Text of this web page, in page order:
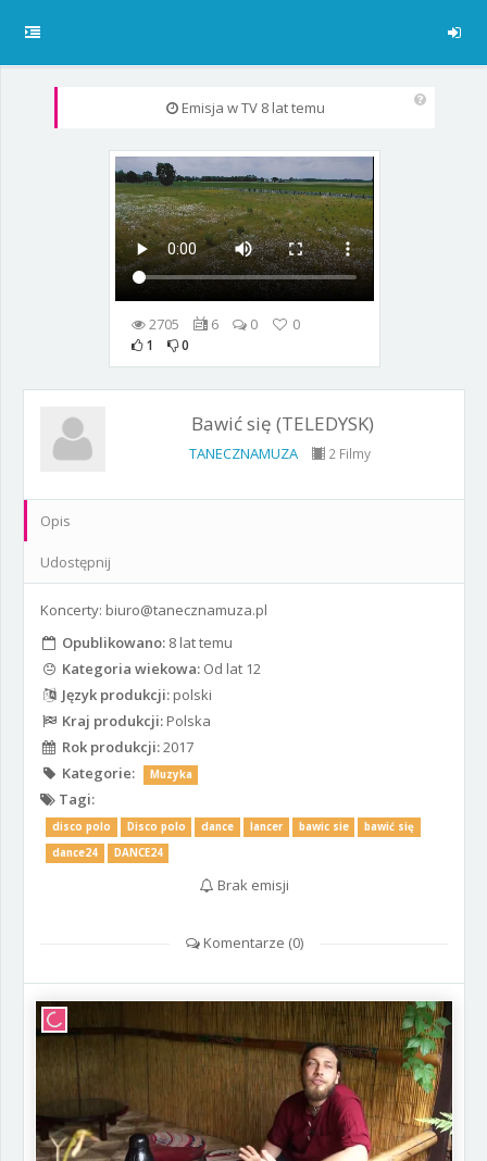
Emisja w TV 8 lat temu
2705 6 0 0
1 0
Bawić się (TELEDYSK)
TANECZNAMUZA 2 Filmy
Opis
Udostępnij
Koncerty: biuro@tanecznamuza.pl
Opublikowano: 8 lat temu
Kategoria wiekowa:Od lat 12
Język produkcji:polski
Kraj produkcji:Polska
Rok produkcji:2017
Kategorie:
Muzyka
Tagi:
disco polo Disco polo dance lancer bawic sie
bawić się
dance24
DANCE24
Brak emisji
Komentarze (0)